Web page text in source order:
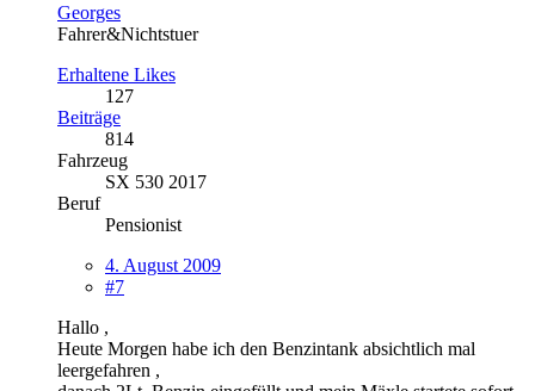
Georges
Fahrer&Nichtstuer
Erhaltene Likes
127
Beiträge
814
Fahrzeug
SX 530 2017
Beruf
Pensionist
4. August 2009
#7
Hallo ,
Heute Morgen habe ich den Benzintank absichtlich mal
leergefahren ,